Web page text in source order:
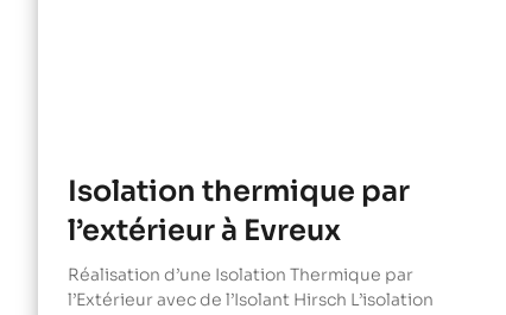
Isolation thermique par
l’extérieur à Evreux
Réalisation d’une Isolation Thermique par
l’Extérieur avec de l’Isolant Hirsch L’isolation